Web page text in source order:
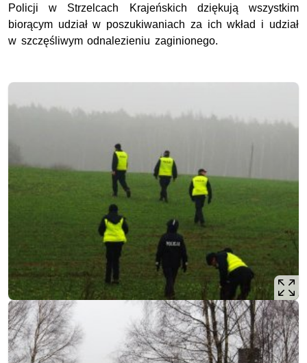
Policji w Strzelcach Krajeńskich dziękują wszystkim
biorącym udział w poszukiwaniach za ich wkład i udział
w szczęśliwym odnalezieniu zaginionego.